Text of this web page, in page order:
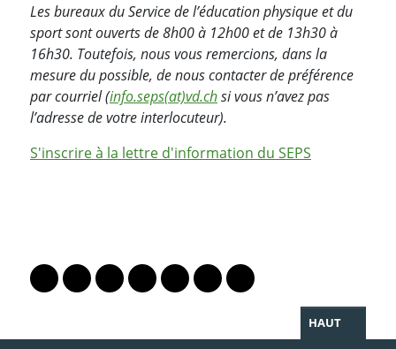
Les bureaux du Service de l’éducation physique et du
sport sont ouverts de 8h00 à 12h00 et de 13h30 à
16h30. Toutefois, nous vous remercions, dans la
mesure du possible, de nous contacter de préférence
par courriel (info.seps(at)vd.chsi vous n’avez pas
l’adresse de votre interlocuteur).
S'inscrire à la lettre d'information du SEPS
Lien vers le profil Mastodon
Lien vers le profil Bluesky
Lien vers le profil Instagram
Lien vers le profil Linkedin
Lien vers le profil Facebook
Lien vers le profil Twitter
Partager par WhatsApp
HAUT